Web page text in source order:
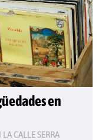
en
CALLE SERRA